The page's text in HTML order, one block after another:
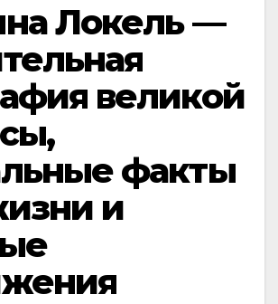
Локель —
великой
факты
и